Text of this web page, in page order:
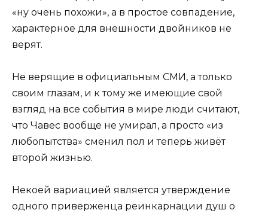
«ну очень похожи», а в простое совпадение,
характерное для внешности двойников не
верят.
Не верящие в официальным СМИ, а только
своим глазам, и к тому же имеющие свой
взгляд на все события в мире люди считают,
что Чавес вообще не умирал, а просто «из
любопытства» сменил пол и теперь живёт
второй жизнью.
Некоей вариацией является утверждение
одного приверженца реинкарнации душ о